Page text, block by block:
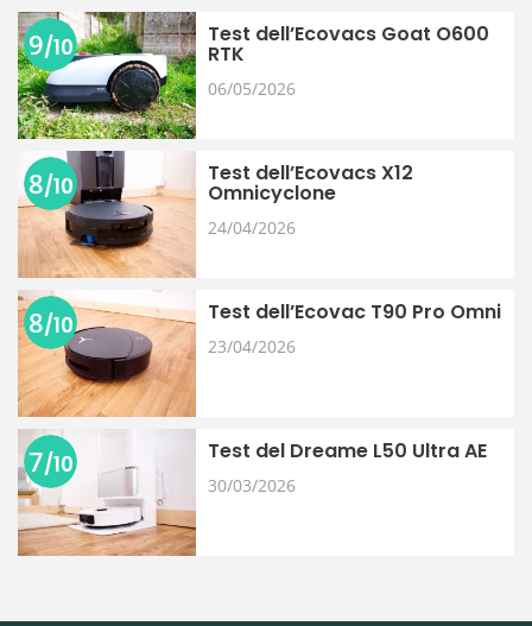
Test dell’Ecovacs Goat O600
RTK
06/05/2026
9/10
Test dell’Ecovacs X12
Omnicyclone
24/04/2026
8/10
Test dell’Ecovac T90 Pro Omni
23/04/2026
8/10
Test del Dreame L50 Ultra AE
30/03/2026
7/10